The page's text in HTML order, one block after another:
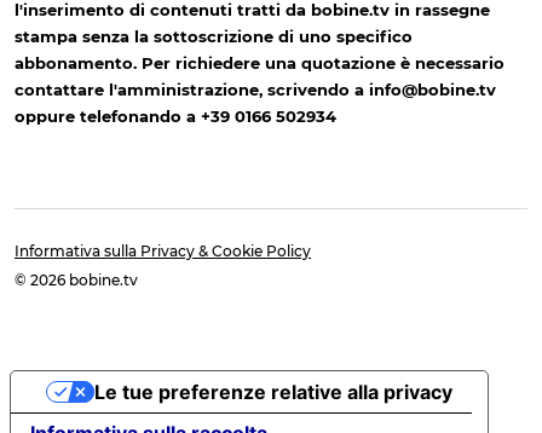
l'inserimento di contenuti tratti da bobine.tv in rassegne
stampa senza la sottoscrizione di uno specifico
abbonamento. Per richiedere una quotazione è necessario
contattare l'amministrazione, scrivendo a info@bobine.tv
oppure telefonando a +39 0166 502934
Informativa sulla Privacy & Cookie Policy
© 2026 bobine.tv
Le tue preferenze relative alla privacy